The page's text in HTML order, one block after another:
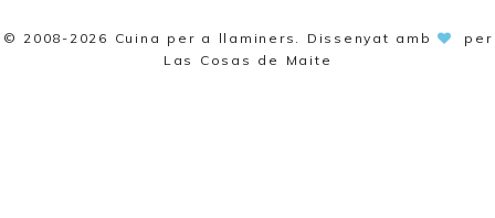
© 2008-2026 Cuina per a llaminers . Dissenyat amb
per
Las Cosas de Maite